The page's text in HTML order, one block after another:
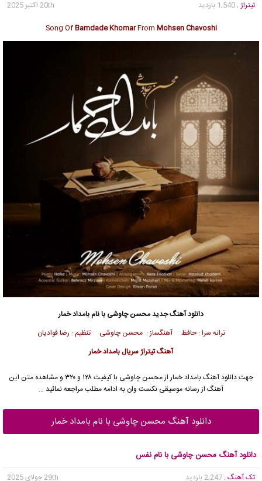
تیتراژ , 1,540 بازدید
20th اکتبر 2025
Song OfBamdade KhomarFrom Mohsen Chavoshi
دانلود آهنگ جدیدمحسن چاوشی با نام بامداد خمار
ترانه سرا : حافظ آهنگساز :محسن چاوشی
تنظیم : رضا فوادیان
آهنگ تیتراژ سریال بامداد خمار
جهت دانلود آهنگ بامداد خمار ازمحسن چاوشی
با کیفیت ۱۲۸ و ۳۲۰ و مشاهده متن این
آهنگ از رسانه موسیقی نکست وان به ادامه مطلب مراجعه نمائید …
دانلود آهنگ محسن چاوشی با نام بامداد خمار
دانلود آهنگ محسن چاوشی با نام نفس
تک آهنگ , 2,247 بازدید 29th جولای 2025